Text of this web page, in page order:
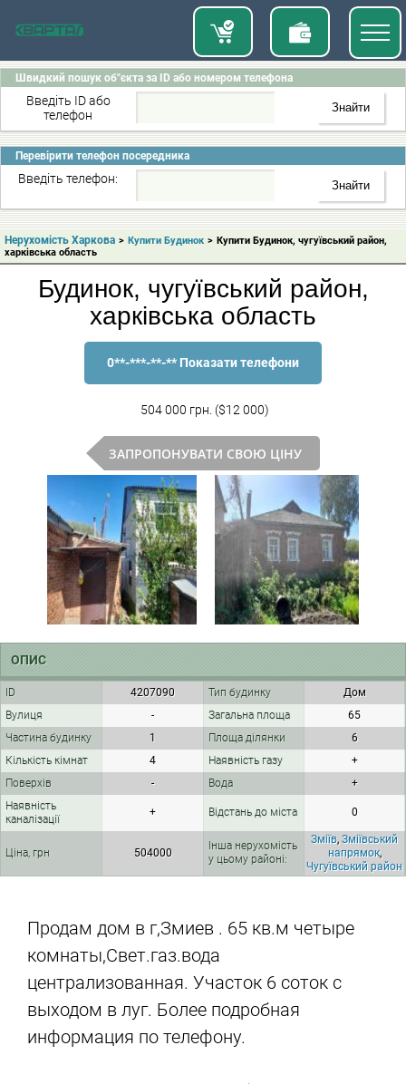
Швидкий пошук об"єкта за ID або номером телефона
Введіть ID або
телефон
Перевірити телефон посередника
Введіть телефон:
Нерухомість Харкова > Купити Будинок > Купити Будинок, чугуївський район,
харківська область
Будинок, чугуївський район,
харківська область
0**-***-**-** Показати телефони
504 000 грн. ($12 000)
ЗАПРОПОНУВАТИ СВОЮ ЦІНУ
ОПИС
ID 4207090 Тип будинку
Дом
Вулиця
- Загальна площа
65
Частина будинку
1 Площа ділянки
6
Кількість кімнат
4 Наявність газу
+
Поверхів
- Вода
+
Наявність
каналізації
+ Відстань до міста 0
Ціна, грн 504000
Інша нерухомість
у цьому районі:
Зміїв, Зміївський
напрямок,
Чугуївський район
Продам дом в г,Змиев . 65 кв.м четыре
комнаты,Свет.газ.вода
централизованная. Участок 6 соток с
выходом в луг. Более подробная
информация по телефону.